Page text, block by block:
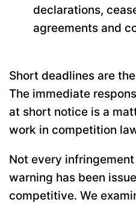
declarations,
agreements and
Short deadlines are
The immediate
at short notice is a
work in competition
Not every
warning has been
competitive. We